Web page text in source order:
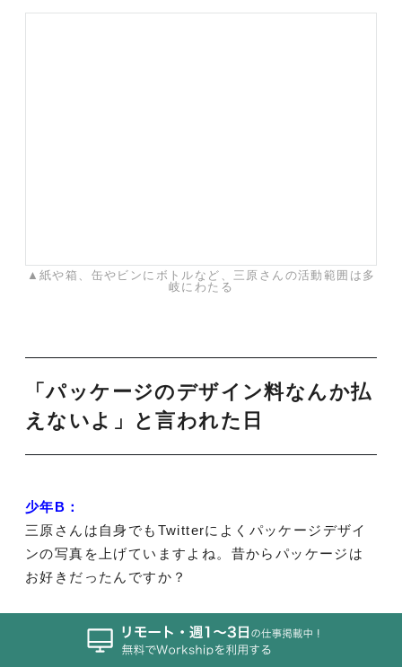
▲紙や箱、缶やビンにボトルなど、三原さんの活動範囲は多
岐にわたる
「パッケージのデザイン料なんか払
えないよ」と言われた日
少年B：
三原さんは自身でもTwitterによくパッケージデザイ
ンの写真を上げていますよね。昔からパッケージは
お好きだったんですか？
山口で買ったお土産「はとこの夢」